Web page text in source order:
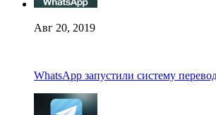
Авг 20, 2019
WhatsApp запустили систему